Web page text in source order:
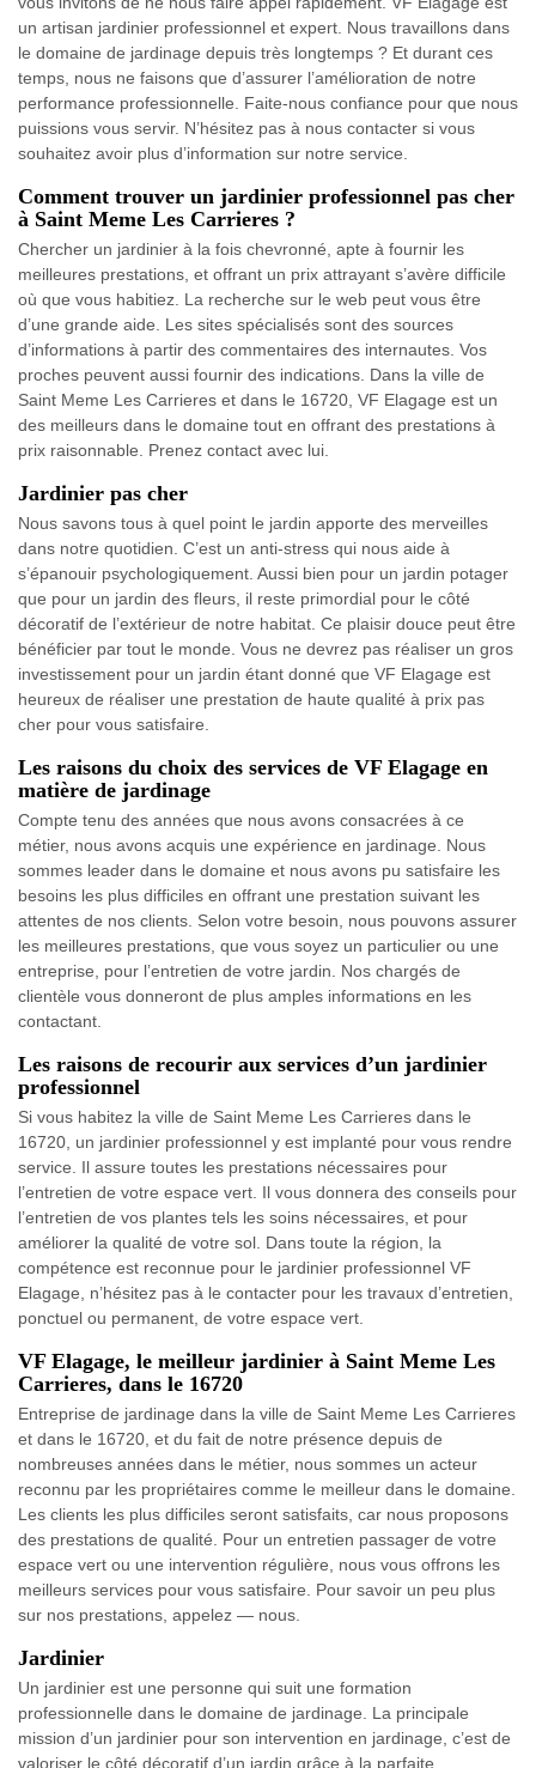
un artisan jardinier professionnel et expert. Nous travaillons dans
le domaine de jardinage depuis très longtemps ? Et durant ces
temps, nous ne faisons que d’assurer l’amélioration de notre
performance professionnelle. Faite-nous confiance pour que nous
puissions vous servir. N’hésitez pas à nous contacter si vous
souhaitez avoir plus d’information sur notre service.
Comment trouver un jardinier professionnel pas cher
à Saint Meme Les Carrieres ?
Chercher un jardinier à la fois chevronné, apte à fournir les
meilleures prestations, et offrant un prix attrayant s’avère difficile
où que vous habitiez. La recherche sur le web peut vous être
d’une grande aide. Les sites spécialisés sont des sources
d’informations à partir des commentaires des internautes. Vos
proches peuvent aussi fournir des indications. Dans la ville de
Saint Meme Les Carrieres et dans le 16720, VF Elagage est un
des meilleurs dans le domaine tout en offrant des prestations à
prix raisonnable. Prenez contact avec lui.
Jardinier pas cher
Nous savons tous à quel point le jardin apporte des merveilles
dans notre quotidien. C’est un anti-stress qui nous aide à
s’épanouir psychologiquement. Aussi bien pour un jardin potager
que pour un jardin des fleurs, il reste primordial pour le côté
décoratif de l’extérieur de notre habitat. Ce plaisir douce peut être
bénéficier par tout le monde. Vous ne devrez pas réaliser un gros
investissement pour un jardin étant donné que VF Elagage est
heureux de réaliser une prestation de haute qualité à prix pas
cher pour vous satisfaire.
Les raisons du choix des services de VF Elagage en
matière de jardinage
Compte tenu des années que nous avons consacrées à ce
métier, nous avons acquis une expérience en jardinage. Nous
sommes leader dans le domaine et nous avons pu satisfaire les
besoins les plus difficiles en offrant une prestation suivant les
attentes de nos clients. Selon votre besoin, nous pouvons assurer
les meilleures prestations, que vous soyez un particulier ou une
entreprise, pour l’entretien de votre jardin. Nos chargés de
clientèle vous donneront de plus amples informations en les
contactant.
Les raisons de recourir aux services d’un jardinier
professionnel
Si vous habitez la ville de Saint Meme Les Carrieres dans le
16720, un jardinier professionnel y est implanté pour vous rendre
service. Il assure toutes les prestations nécessaires pour
l’entretien de votre espace vert. Il vous donnera des conseils pour
l’entretien de vos plantes tels les soins nécessaires, et pour
améliorer la qualité de votre sol. Dans toute la région, la
compétence est reconnue pour le jardinier professionnel VF
Elagage, n’hésitez pas à le contacter pour les travaux d’entretien,
ponctuel ou permanent, de votre espace vert.
VF Elagage, le meilleur jardinier à Saint Meme Les
Carrieres, dans le 16720
Entreprise de jardinage dans la ville de Saint Meme Les Carrieres
et dans le 16720, et du fait de notre présence depuis de
nombreuses années dans le métier, nous sommes un acteur
reconnu par les propriétaires comme le meilleur dans le domaine.
Les clients les plus difficiles seront satisfaits, car nous proposons
des prestations de qualité. Pour un entretien passager de votre
espace vert ou une intervention régulière, nous vous offrons les
meilleurs services pour vous satisfaire. Pour savoir un peu plus
sur nos prestations, appelez — nous.
Jardinier
Un jardinier est une personne qui suit une formation
professionnelle dans le domaine de jardinage. La principale
mission d’un jardinier pour son intervention en jardinage, c’est de
valoriser le côté décoratif d’un jardin grâce à la parfaite